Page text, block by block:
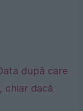
după care
chiar dacă